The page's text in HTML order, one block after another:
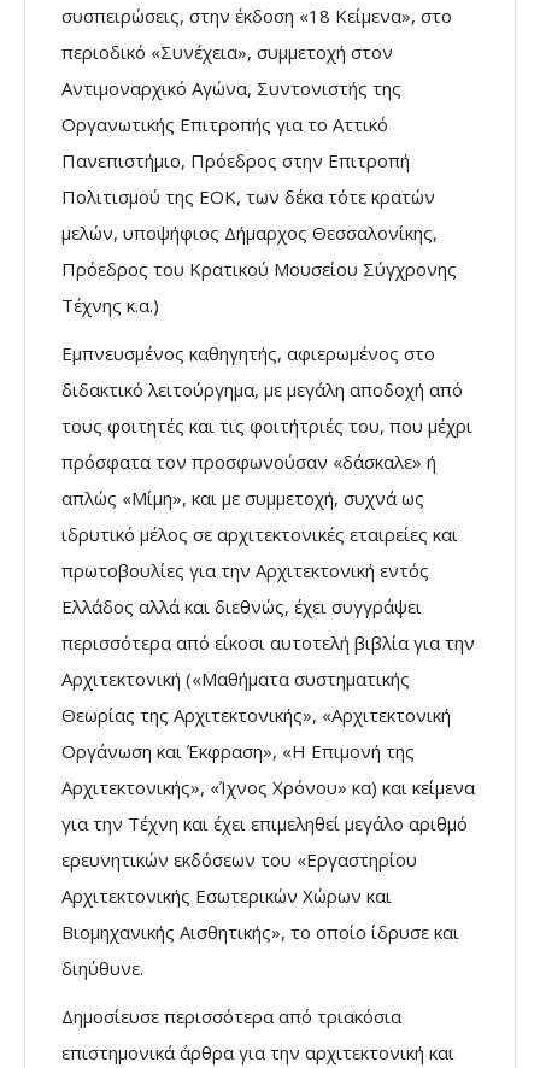
συσπειρώσεις, στην έκδοση «18 Κείμενα», στο
περιοδικό «Συνέχεια», συμμετοχή στον
Αντιμοναρχικό Αγώνα, Συντονιστής της
Οργανωτικής Επιτροπής για το Αττικό
Πανεπιστήμιο, Πρόεδρος στην Επιτροπή
Πολιτισμού της ΕΟΚ, των δέκα τότε κρατών
μελών, υποψήφιος Δήμαρχος Θεσσαλονίκης,
Πρόεδρος του Κρατικού Μουσείου Σύγχρονης
Τέχνης κ.α.)
Εμπνευσμένος καθηγητής, αφιερωμένος στο
διδακτικό λειτούργημα, με μεγάλη αποδοχή από
τους φοιτητές και τις φοιτήτριές του, που μέχρι
πρόσφατα τον προσφωνούσαν «δάσκαλε» ή
απλώς «Μίμη», και με συμμετοχή, συχνά ως
ιδρυτικό μέλος σε αρχιτεκτονικές εταιρείες και
πρωτοβουλίες για την Αρχιτεκτονική εντός
Ελλάδος αλλά και διεθνώς, έχει συγγράψει
περισσότερα από είκοσι αυτοτελή βιβλία για την
Αρχιτεκτονική («Μαθήματα συστηματικής
Θεωρίας της Αρχιτεκτονικής», «Αρχιτεκτονική
Οργάνωση και Έκφραση», «Η Επιμονή της
Αρχιτεκτονικής», «Ίχνος Χρόνου» κα) και κείμενα
για την Τέχνη και έχει επιμεληθεί μεγάλο αριθμό
ερευνητικών εκδόσεων του «Εργαστηρίου
Αρχιτεκτονικής Εσωτερικών Χώρων και
Βιομηχανικής Αισθητικής», το οποίο ίδρυσε και
διηύθυνε.
Δημοσίευσε περισσότερα από τριακόσια
επιστημονικά άρθρα για την αρχιτεκτονική και